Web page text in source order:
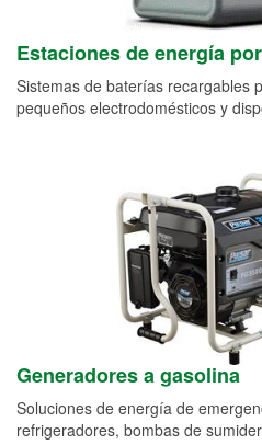
Estaciones de energía
Sistemas de baterías recargables
pequeños electrodomésticos y
Generadores a gasolina
Soluciones de energía de
refrigeradores, bombas de